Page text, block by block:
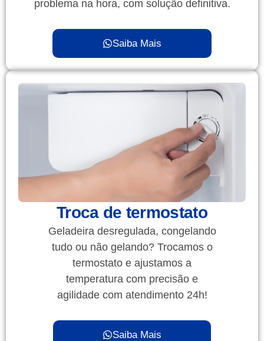
problema na hora, com solução definitiva.
Saiba Mais
Troca de termostato
Geladeira desregulada, congelando
tudo ou não gelando? Trocamos o
termostato e ajustamos a
temperatura com precisão e
agilidade com atendimento 24h!
Saiba Mais